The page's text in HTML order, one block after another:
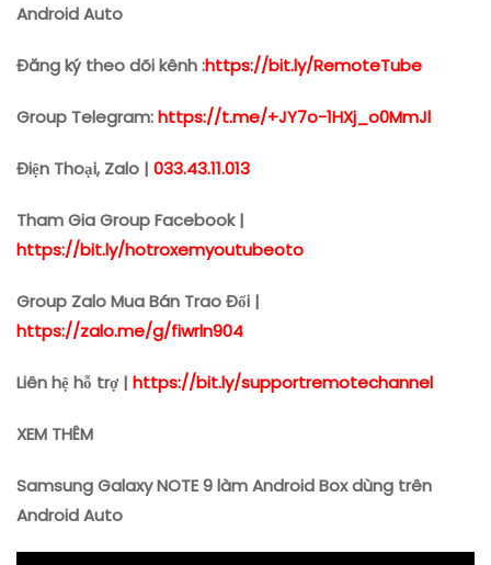
Android Auto
Đăng ký theo dõi kênh :https://bit.ly/RemoteTube
Group Telegram:https://t.me/+JY7o-1HXj_o0MmJl
Điện Thoại, Zalo | 033.43.11.013
Tham Gia Group Facebook |
https://bit.ly/hotroxemyoutubeoto
Group Zalo Mua Bán Trao Đổi |
https://zalo.me/g/fiwrln904
Liên hệ hỗ trợ | https://bit.ly/supportremotechannel
XEM THÊM
Samsung Galaxy NOTE 9 làm Android Box dùng trên
Android Auto